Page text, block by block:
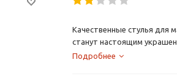
Качественные стулья для
станут настоящим
Подробнее